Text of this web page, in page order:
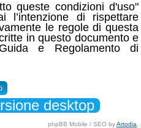
queste condizioni d'uso"
l’intenzione di rispettare
le regole di questa
in questo documento e
e Regolamento di
desktop
phpBB Mobile / SEO byArtodia